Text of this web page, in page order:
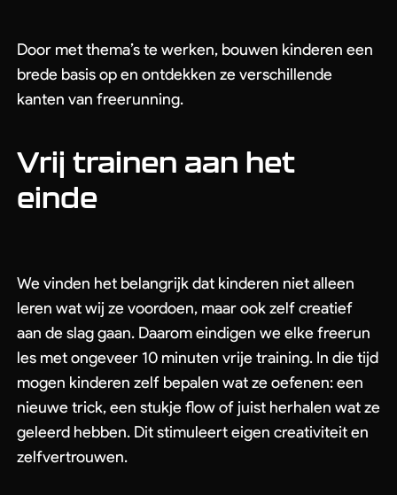
Door met thema’s te werken, bouwen kinderen een
brede basis op en ontdekken ze verschillende
kanten van freerunning.
Vrij trainen aan het
einde
We vinden het belangrijk dat kinderen niet alleen
leren wat wij ze voordoen, maar ook zelf creatief
aan de slag gaan. Daarom eindigen we elke freerun
les met ongeveer 10 minuten vrije training. In die tijd
mogen kinderen zelf bepalen wat ze oefenen: een
nieuwe trick, een stukje flow of juist herhalen wat ze
geleerd hebben. Dit stimuleert eigen creativiteit en
zelfvertrouwen.